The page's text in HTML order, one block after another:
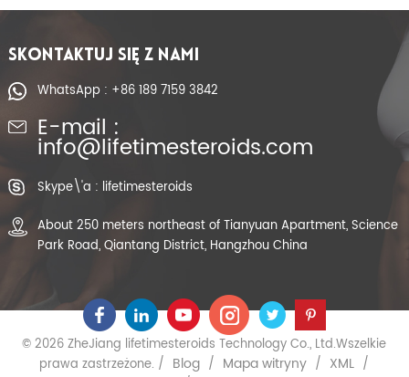
SKONTAKTUJ SIĘ Z NAMI
WhatsApp : +86 189 7159 3842
E-mail :
info@lifetimesteroids.com
Skype\'a : lifetimesteroids
About 250 meters northeast of Tianyuan Apartment, Science
Park Road, Qiantang District, Hangzhou China
© 2026 ZheJiang lifetimesteroids Technology Co., Ltd.Wszelkie
prawa zastrzeżone. / Blog / Mapa witryny / XML /